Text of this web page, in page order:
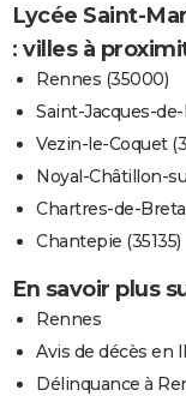
Lycée Saint-
: villes à
Rennes (35000)
Saint-Jacques-de-
Vezin-le-Coquet
Noyal-Châtillon-
Chartres-de-
Chantepie (35135)
En savoir plus
Rennes
Avis de décès en
Délinquance à